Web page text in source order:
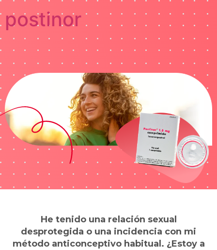
postinor
He tenido una relación sexual
desprotegida o una incidencia con mi
método anticonceptivo habitual. ¿Estoy a